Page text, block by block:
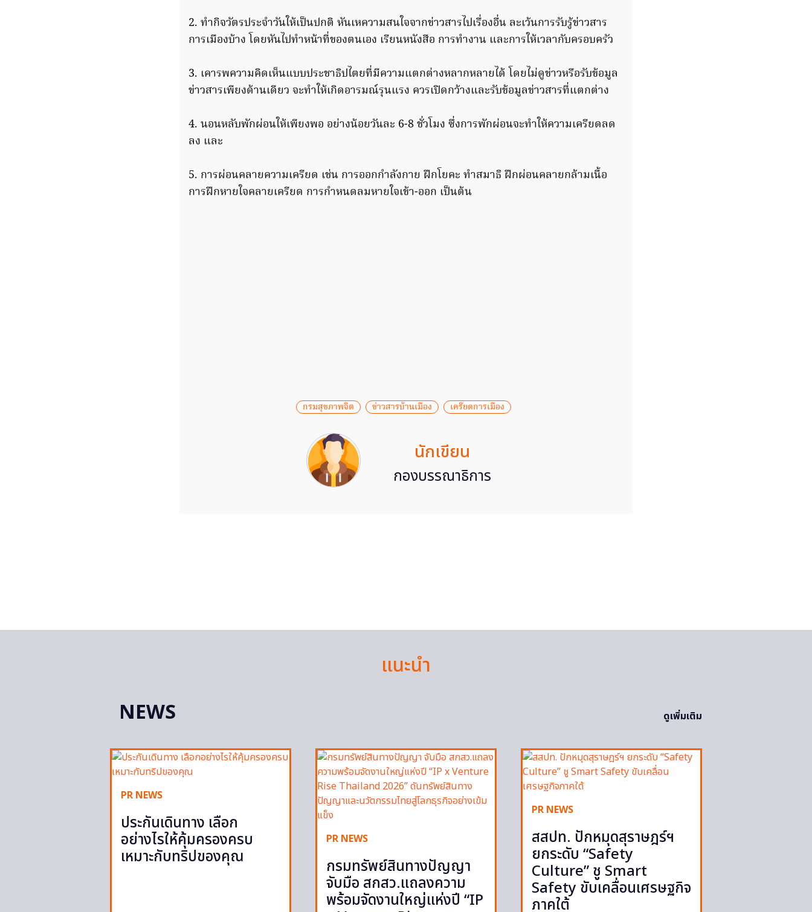
2. ทำกิจวัตรประจำวันให้เป็นปกติ หันเหความสนใจจากข่าวสารไปเรื่องอื่น ละเว้นการรับรู้ข่าวสาร
การเมืองบ้าง โดยหันไปทำหน้าที่ของตนเอง เรียนหนังสือ การทำงาน และการให้เวลากับครอบครัว
3. เคารพความคิดเห็นแบบประชาธิปไตยที่มีความแตกต่างหลากหลายได้ โดยไม่ดูข่าวหรือรับข้อมูล
ข่าวสารเพียงด้านเดียว จะทำให้เกิดอารมณ์รุนแรง ควรเปิดกว้างและรับข้อมูลข่าวสารที่แตกต่าง
4. นอนหลับพักผ่อนให้เพียงพอ อย่างน้อยวันละ 6-8 ชั่วโมง ซึ่งการพักผ่อนจะทำให้ความเครียดลด
ลง และ
5. การผ่อนคลายความเครียด เช่น การออกกำลังกาย ฝึกโยคะ ทำสมาธิ ฝึกผ่อนคลายกล้ามเนื้อ
การฝึกหายใจคลายเครียด การกำหนดลมหายใจเข้า-ออก เป็นต้น
กรมสุขภาพจิต ข่าวสารบ้านเมือง เครียดการเมือง
นักเขียน
กองบรรณาธิการ
แนะนำ
NEWS
ดูเพิ่มเติม
PR NEWS
ประกันเดินทาง เลือก
อย่างไรให้คุ้มครองครบ
เหมาะกับทริปของคุณ
PR NEWS
กรมทรัพย์สินทางปัญญา
จับมือ สกสว.แถลงความ
พร้อมจัดงานใหญ่แห่งปี “IP
PR NEWS
สสปท. ปักหมุดสุราษฎร์ฯ
ยกระดับ “Safety
Culture” ชู Smart
Safety ขับเคลื่อนเศรษฐกิจ
ภาคใต้